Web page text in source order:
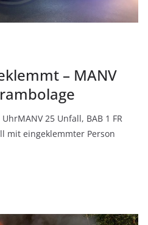
– MANV
25 Unfall, BAB 1 FR
mit eingeklemmter Person